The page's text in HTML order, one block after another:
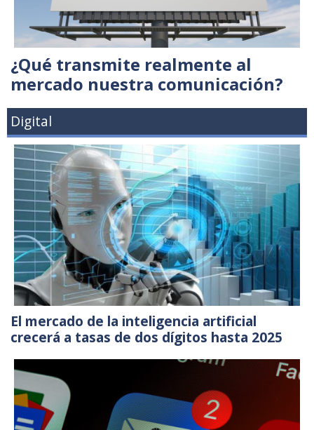
¿Qué transmite realmente al
mercado nuestra comunicación?
Digital
El mercado de la inteligencia artificial
crecerá a tasas de dos dígitos hasta 2025